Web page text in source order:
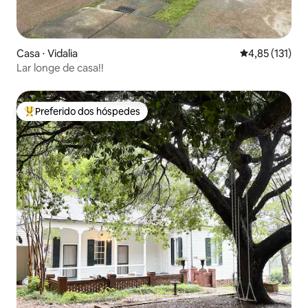
Casa ⋅ Vidalia 4,85 de uma
4,85 (131)
Lar longe de casa!!
Entre os melhores preferidos dos hóspedes
Preferido dos hóspedes